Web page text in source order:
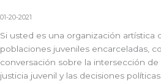
01-20-2021
Si usted es una organización artística
poblaciones juveniles encarceladas,
conversación sobre la intersección de
justicia juvenil y las decisiones